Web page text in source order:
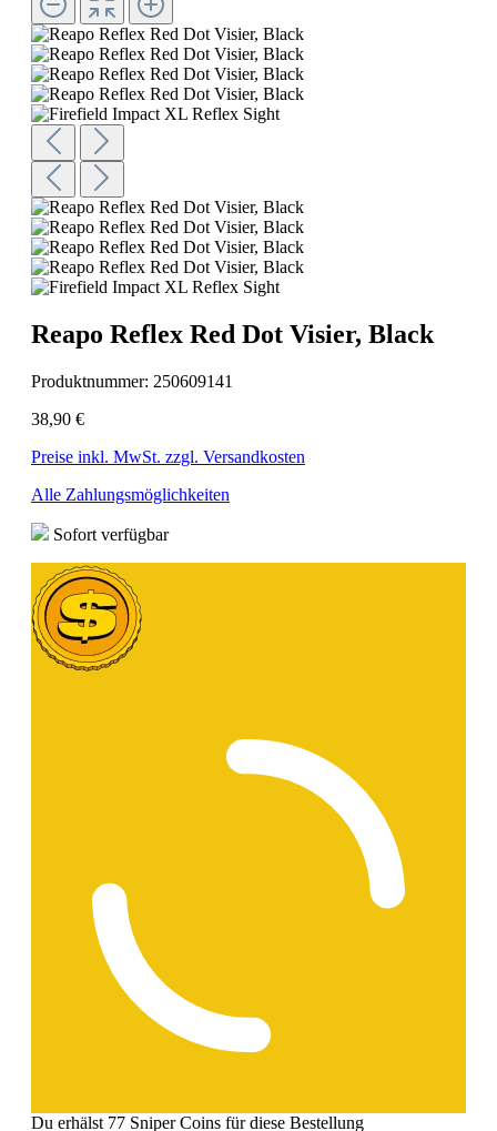
Reapo Reflex Red Dot Visier, Black
Produktnummer: 250609141
38,90 €
Preise inkl. MwSt. zzgl. Versandkosten
Alle Zahlungsmöglichkeiten
Sofort verfügbar
Du erhälst 77 Sniper Coins für diese Bestellung